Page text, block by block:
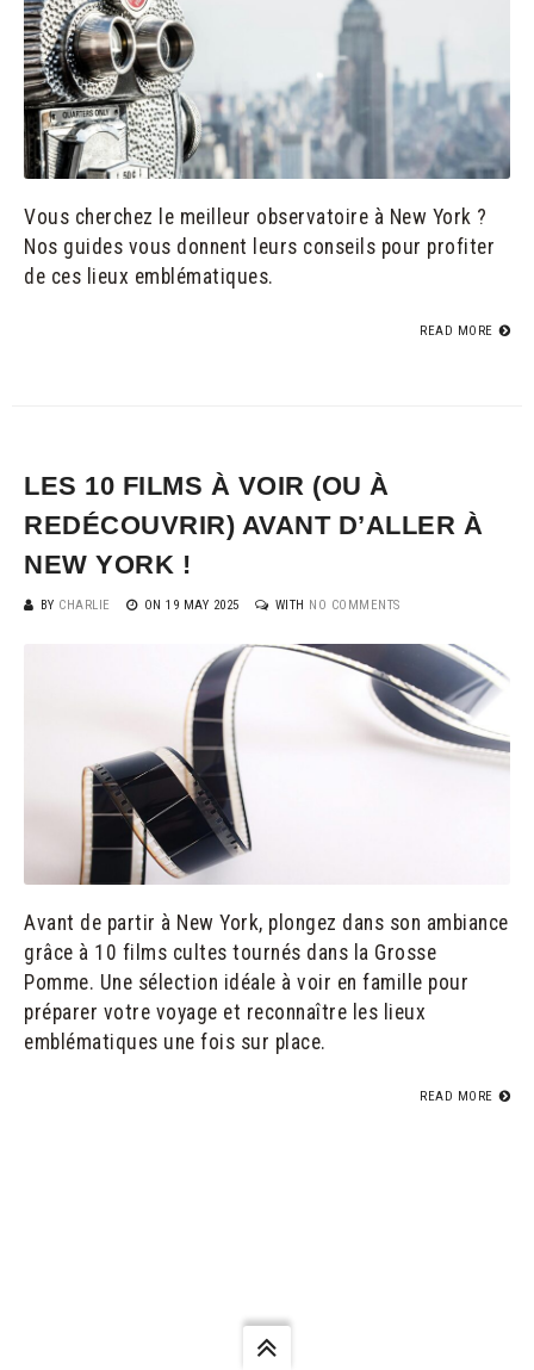
Vous cherchez le meilleur observatoire à New York ?
Nos guides vous donnent leurs conseils pour profiter
de ces lieux emblématiques.
READ MORE
LES 10 FILMS À VOIR (OU À
REDÉCOUVRIR) AVANT D’ALLER À
NEW YORK !
BY CHARLIE ON 19 MAY 2025 WITH NO COMMENTS
Avant de partir à New York, plongez dans son ambiance
grâce à 10 films cultes tournés dans la Grosse
Pomme. Une sélection idéale à voir en famille pour
préparer votre voyage et reconnaître les lieux
emblématiques une fois sur place.
READ MORE